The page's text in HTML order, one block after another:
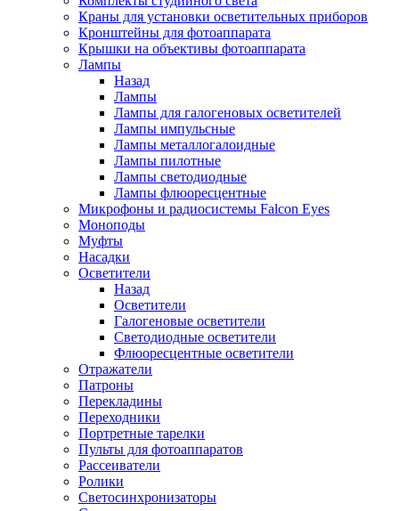
Краны для установки осветительных приборов
Кронштейны для фотоаппарата
Крышки на объективы фотоаппарата
Лампы
Назад
Лампы
Лампы для галогеновых осветителей
Лампы импульсные
Лампы металлогалоидные
Лампы пилотные
Лампы светодиодные
Лампы флюоресцентные
Микрофоны и радиосистемы Falcon Eyes
Моноподы
Муфты
Насадки
Осветители
Назад
Осветители
Галогеновые осветители
Светодиодные осветители
Флюоресцентные осветители
Отражатели
Патроны
Перекладины
Переходники
Портретные тарелки
Пульты для фотоаппаратов
Рассеиватели
Ролики
Светосинхронизаторы